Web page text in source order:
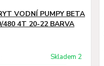
VODNÍ PUMPY BETA
480 4T 20-22 BARVA
Skladem 2